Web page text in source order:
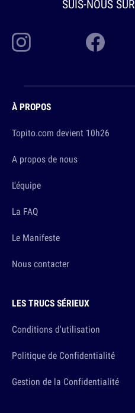
SUIS-NOUS SUR
À PROPOS
Topito.com devient 10h26
A propos de nous
L'équipe
La FAQ
Le Manifeste
Nous contacter
LES TRUCS SÉRIEUX
Conditions d'utilisation
Politique de Confidentialité
Gestion de la Confidentialité